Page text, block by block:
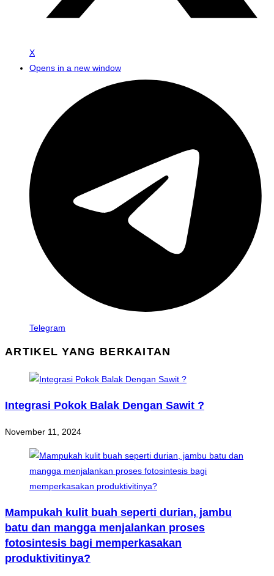
X
Opens in a new window
Telegram
ARTIKEL YANG BERKAITAN
Integrasi Pokok Balak Dengan Sawit ?
November 11, 2024
Mampukah kulit buah seperti durian, jambu
batu dan mangga menjalankan proses
fotosintesis bagi memperkasakan
produktivitinya?